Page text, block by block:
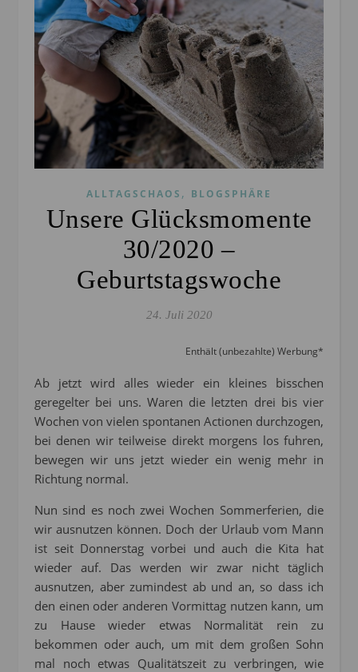
ALLTAGSCHAOS , BLOGSPHÄRE
Unsere Glücksmomente
30/2020 –
Geburtstagswoche
24. Juli 2020
Enthält (unbezahlte) Werbung*
Ab jetzt wird alles wieder ein kleines bisschen
geregelter bei uns. Waren die letzten drei bis vier
Wochen von vielen spontanen Actionen durchzogen,
bei denen wir teilweise direkt morgens los fuhren,
bewegen wir uns jetzt wieder ein wenig mehr in
Richtung normal.
Nun sind es noch zwei Wochen Sommerferien, die
wir ausnutzen können. Doch der Urlaub vom Mann
ist seit Donnerstag vorbei und auch die Kita hat
wieder auf. Das werden wir zwar nicht täglich
ausnutzen, aber zumindest ab und an, so dass ich
den einen oder anderen Vormittag nutzen kann, um
zu Hause wieder etwas Normalität rein zu
bekommen oder auch, um mit dem großen Sohn
mal noch etwas Qualitätszeit zu verbringen, wie